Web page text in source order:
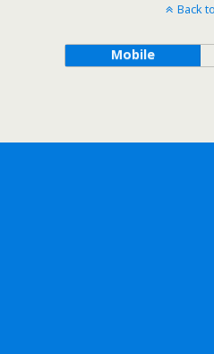
Back
Mobile